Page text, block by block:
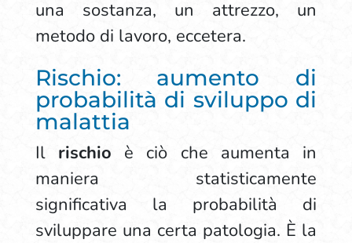
una sostanza, un attrezzo, un
metodo di lavoro, eccetera.
Rischio: aumento di
probabilità di sviluppo di
malattia
Il rischio è ciò che aumenta in
maniera statisticamente
significativa la probabilità di
sviluppare una certa patologia. È la